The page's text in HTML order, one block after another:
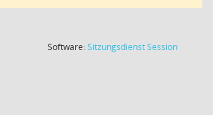
Software:SitzungsdienstSession(Wird in